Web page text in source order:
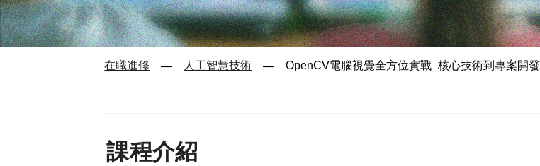
在職進修 — 人工智慧技術 — OpenCV電腦視覺全方位實戰_核心技術到專案開發
課程介紹